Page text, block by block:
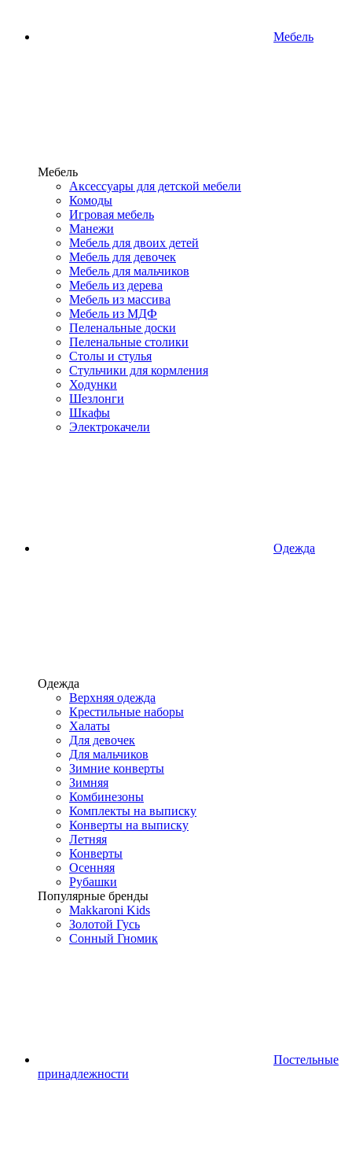
Мебель
Мебель
Аксессуары для детской мебели
Комоды
Игровая мебель
Манежи
Мебель для двоих детей
Мебель для девочек
Мебель для мальчиков
Мебель из дерева
Мебель из массива
Мебель из МДФ
Пеленальные доски
Пеленальные столики
Столы и стулья
Стульчики для кормления
Ходунки
Шезлонги
Шкафы
Электрокачели
Одежда
Одежда
Верхняя одежда
Крестильные наборы
Халаты
Для девочек
Для мальчиков
Зимние конверты
Зимняя
Комбинезоны
Комплекты на выписку
Конверты на выписку
Летняя
Конверты
Осенняя
Рубашки
Популярные бренды
Makkaroni Kids
Золотой Гусь
Сонный Гномик
Постельные
принадлежности